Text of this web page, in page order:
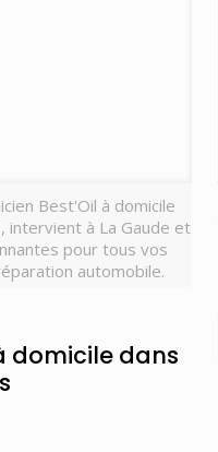
Best'Oil à domicile
intervient à La Gaude et
pour tous vos
automobile.
domicile dans